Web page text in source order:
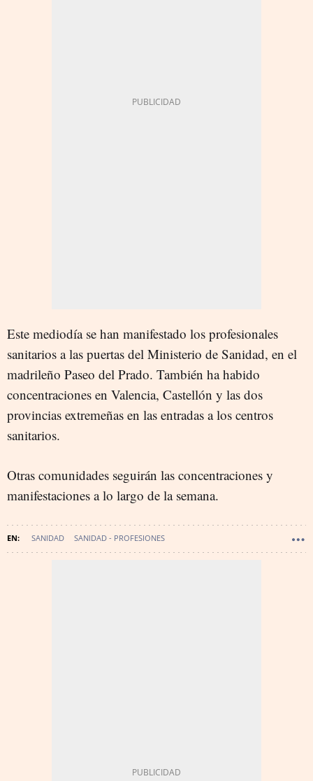
Este mediodía se han manifestado los profesionales
sanitarios a las puertas del Ministerio de Sanidad, en el
madrileño Paseo del Prado. También ha habido
concentraciones en Valencia, Castellón y las dos
provincias extremeñas en las entradas a los centros
sanitarios.
Otras comunidades seguirán las concentraciones y
manifestaciones a lo largo de la semana.
SANIDAD SANIDAD - PROFESIONES